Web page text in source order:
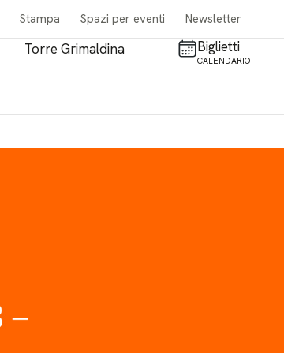
Stampa Spazi per eventi Newsletter
Torre Grimaldina Biglietti
CALENDARIO